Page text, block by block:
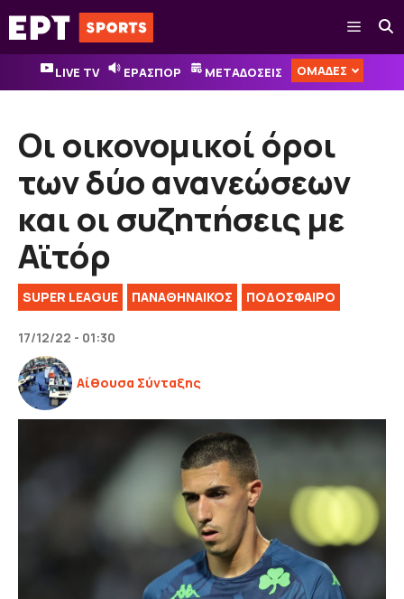
Μετάβαση
σε
περιεχόμενο
Μενού
LIVE TV ΕΡΑΣΠΟΡ ΜΕΤΑΔΟΣΕΙΣ ΟΜΑΔΕΣ
Οι οικονομικοί όροι
των δύο ανανεώσεων
και οι συζητήσεις με
Αϊτόρ
SUPER LEAGUE ΠΑΝΑΘΗΝΑΙΚΟΣ ΠΟΔΟΣΦΑΙΡΟ
17/12/22 - 01:30
Αίθουσα Σύνταξης